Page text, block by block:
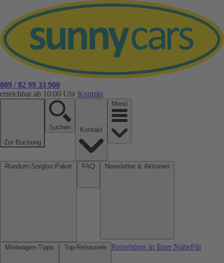
089 / 82 99 33 900
erreichbar ab 10:00 Uhr Kontakt
Zur Buchung
Suchen
Menü
Reisebüros in Ihrer NäheFür